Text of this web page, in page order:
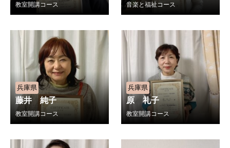
教室開講コース
音楽と福祉コース
兵庫県
藤井 純子
教室開講コース
兵庫県
原 礼子
教室開講コース